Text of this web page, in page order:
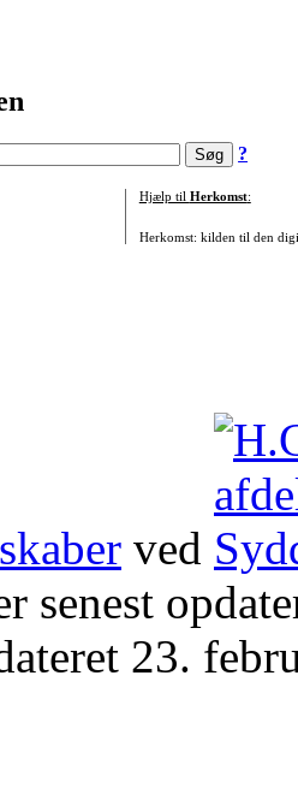
?
Hjælp til Herkomst:
Herkomst: kilden til den
ved
senest
23.